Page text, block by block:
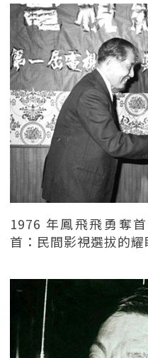
1976 年鳳飛飛勇奪
首：民間影視選拔的耀